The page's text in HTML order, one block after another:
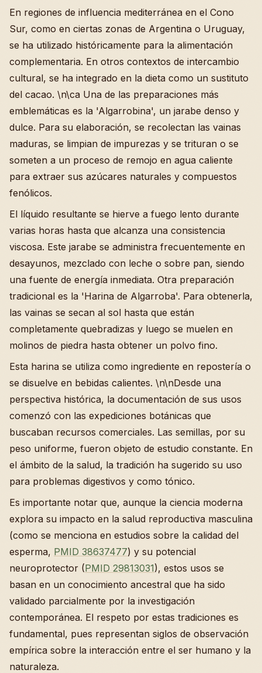
En regiones de influencia mediterránea en el Cono
Sur, como en ciertas zonas de Argentina o Uruguay,
se ha utilizado históricamente para la alimentación
complementaria. En otros contextos de intercambio
cultural, se ha integrado en la dieta como un sustituto
del cacao. \n\ca Una de las preparaciones más
emblemáticas es la 'Algarrobina', un jarabe denso y
dulce. Para su elaboración, se recolectan las vainas
maduras, se limpian de impurezas y se trituran o se
someten a un proceso de remojo en agua caliente
para extraer sus azúcares naturales y compuestos
fenólicos.
El líquido resultante se hierve a fuego lento durante
varias horas hasta que alcanza una consistencia
viscosa. Este jarabe se administra frecuentemente en
desayunos, mezclado con leche o sobre pan, siendo
una fuente de energía inmediata. Otra preparación
tradicional es la 'Harina de Algarroba'. Para obtenerla,
las vainas se secan al sol hasta que están
completamente quebradizas y luego se muelen en
molinos de piedra hasta obtener un polvo fino.
Esta harina se utiliza como ingrediente en repostería o
se disuelve en bebidas calientes. \n\nDesde una
perspectiva histórica, la documentación de sus usos
comenzó con las expediciones botánicas que
buscaban recursos comerciales. Las semillas, por su
peso uniforme, fueron objeto de estudio constante. En
el ámbito de la salud, la tradición ha sugerido su uso
para problemas digestivos y como tónico.
Es importante notar que, aunque la ciencia moderna
explora su impacto en la salud reproductiva masculina
(como se menciona en estudios sobre la calidad del
esperma, PMID 38637477) y su potencial
neuroprotector (PMID 29813031), estos usos se
basan en un conocimiento ancestral que ha sido
validado parcialmente por la investigación
contemporánea. El respeto por estas tradiciones es
fundamental, pues representan siglos de observación
empírica sobre la interacción entre el ser humano y la
naturaleza.